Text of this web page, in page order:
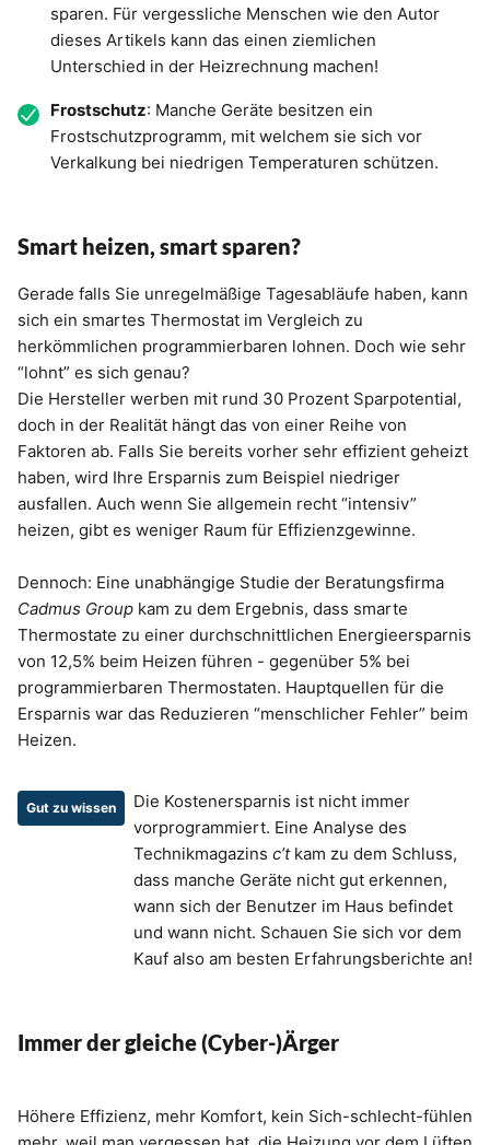
sparen. Für vergessliche Menschen wie den Autor
dieses Artikels kann das einen ziemlichen
Unterschied in der Heizrechnung machen!
Frostschutz: Manche Geräte besitzen ein
Frostschutzprogramm, mit welchem sie sich vor
Verkalkung bei niedrigen Temperaturen schützen.
Smart heizen, smart sparen?
Gerade falls Sie unregelmäßige Tagesabläufe haben, kann
sich ein smartes Thermostat im Vergleich zu
herkömmlichen programmierbaren lohnen. Doch wie sehr
“lohnt” es sich genau?
Die Hersteller werben mit rund 30 Prozent Sparpotential,
doch in der Realität hängt das von einer Reihe von
Faktoren ab. Falls Sie bereits vorher sehr effizient geheizt
haben, wird Ihre Ersparnis zum Beispiel niedriger
ausfallen. Auch wenn Sie allgemein recht “intensiv”
heizen, gibt es weniger Raum für Effizienzgewinne.
Dennoch: Eine unabhängige Studie der Beratungsfirma
Cadmus Group kam zu dem Ergebnis, dass smarte
Thermostate zu einer durchschnittlichen Energieersparnis
von 12,5% beim Heizen führen - gegenüber 5% bei
programmierbaren Thermostaten. Hauptquellen für die
Ersparnis war das Reduzieren “menschlicher Fehler” beim
Heizen.
Gut zu wissen
Die Kostenersparnis ist nicht immer
vorprogrammiert. Eine Analyse des
Technikmagazins c’t kam zu dem Schluss,
dass manche Geräte nicht gut erkennen,
wann sich der Benutzer im Haus befindet
und wann nicht. Schauen Sie sich vor dem
Kauf also am besten Erfahrungsberichte an!
Immer der gleiche (Cyber-)Ärger
Höhere Effizienz, mehr Komfort, kein Sich-schlecht-fühlen